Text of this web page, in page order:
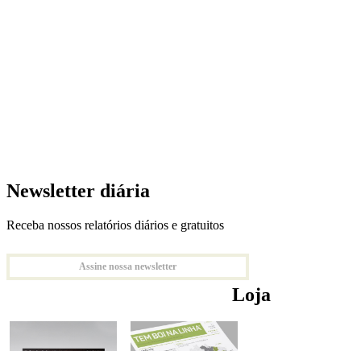
Newsletter diária
Receba nossos relatórios diários e gratuitos
Assine nossa newsletter
Loja